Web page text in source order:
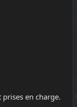
prises en charge.